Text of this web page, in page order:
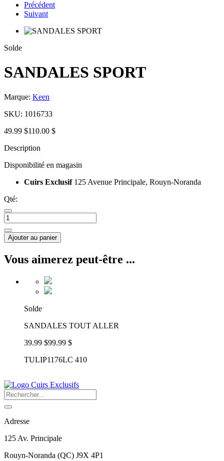
Précédent
Suivant
Solde
SANDALES SPORT
Marque: Keen
SKU: 1016733
49.99 $110.00 $
Description
Disponibilité en magasin
Cuirs Exclusif 125 Avenue Principale, Rouyn-Noranda
Qté:
Ajouter au panier
Vous aimerez peut-être ...
Solde
SANDALES TOUT ALLER
39.99 $99.99 $
TULIP1176LC 410
Adresse
125 Av. Principale
Rouyn-Noranda (QC) J9X 4P1